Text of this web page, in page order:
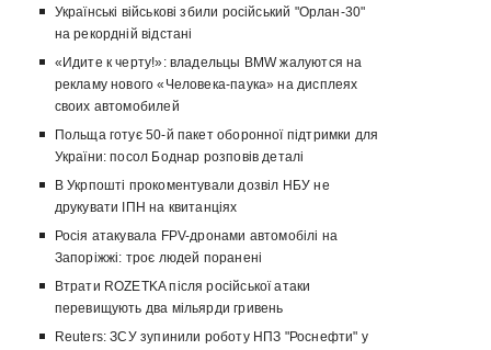
Українські військові збили російський "Орлан-30"
на рекордній відстані
«Идите к черту!»: владельцы BMW жалуются на
рекламу нового «Человека-паука» на дисплеях
своих автомобилей
Польща готує 50-й пакет оборонної підтримки для
України: посол Боднар розповів деталі
В Укрпошті прокоментували дозвіл НБУ не
друкувати ІПН на квитанціях
Росія атакувала FPV-дронами автомобілі на
Запоріжжі: троє людей поранені
Втрати ROZETKA після російської атаки
перевищують два мільярди гривень
Reuters: ЗСУ зупинили роботу НПЗ "Роснефти" у